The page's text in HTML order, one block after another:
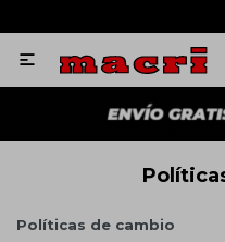

Políticas de cambio